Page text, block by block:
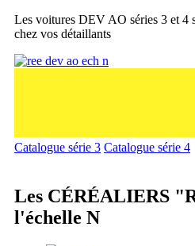
Les voitures DEV AO séries 3 et 4
chez vos détaillants
Catalogue série 3 Catalogue série 4
Les CÉRÉALIERS
l'échelle N